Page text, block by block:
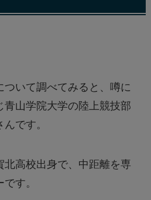
ついて調べてみると、噂に
青山学院大学の陸上競技部
です。
北高校出身で、中距離を専
す。